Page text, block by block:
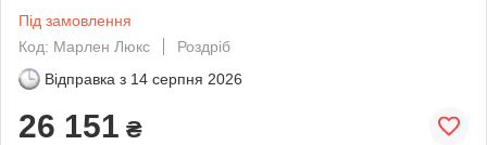
Під замовлення
Код: Марлен Люкс
Роздріб
Відправка з 14 серпня 2026
26 151 ₴